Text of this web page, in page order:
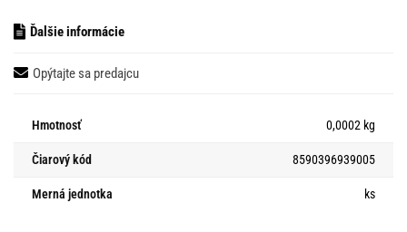
Ďalšie informácie
Opýtajte sa predajcu
Hmotnosť 0,0002 kg
Čiarový kód 8590396939005
Merná jednotka ks